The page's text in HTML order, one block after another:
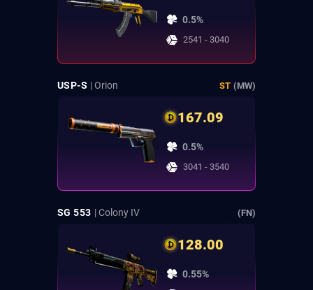
0.5%
2541 - 3040
USP-S | Orion ST (MW)
167.09
0.5%
3041 - 3540
SG 553 | Colony IV (FN)
128.00
0.55%